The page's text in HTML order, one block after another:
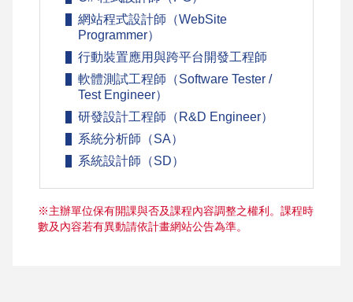
網站程式設計師（WebSite
Programmer）
行動裝置應用與跨平台開發工程師
軟體測試工程師（Software Tester /
Test Engineer）
研發設計工程師（R&D Engineer）
系統分析師（SA）
系統設計師（SD）
※主辦單位保有開課與否及課程內容調整之權利。課程時
數及內容若有異動請依計畫網站公告為準。